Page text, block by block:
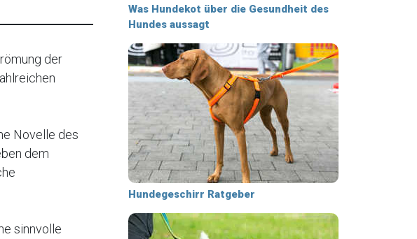
der
Novelle des
dem
sinnvolle
Was Hundekot über die Gesundheit des
Hundes aussagt
Hundegeschirr Ratgeber